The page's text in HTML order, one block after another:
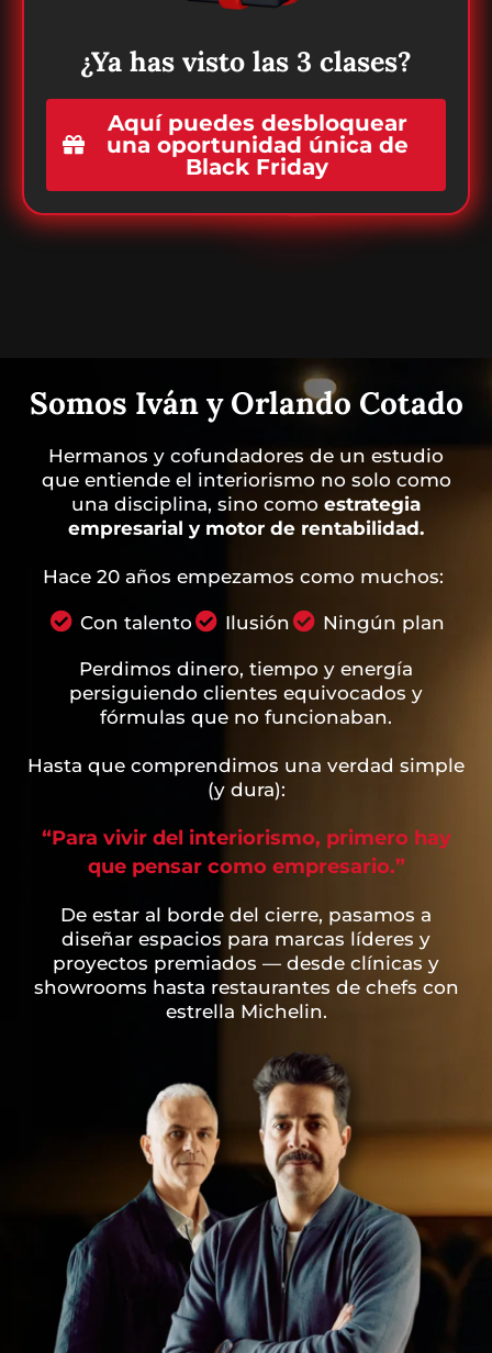
¿Ya has visto las 3 clases?
Aquí puedes desbloquear
una oportunidad única de
Black Friday
Somos Iván y Orlando Cotado
Hermanos y cofundadores de un estudio
que entiende el interiorismo no solo como
una disciplina, sino como estrategia
empresarial y motor de rentabilidad.
Hace 20 años empezamos como muchos:
Con talento Ilusión Ningún plan
Perdimos dinero, tiempo y energía
persiguiendo clientes equivocados y
fórmulas que no funcionaban.
Hasta que comprendimos una verdad simple
(y dura):
“Para vivir del interiorismo, primero hay
que pensar como empresario.”
De estar al borde del cierre, pasamos a
diseñar espacios para marcas líderes y
proyectos premiados — desde clínicas y
showrooms hasta restaurantes de chefs con
estrella Michelin.